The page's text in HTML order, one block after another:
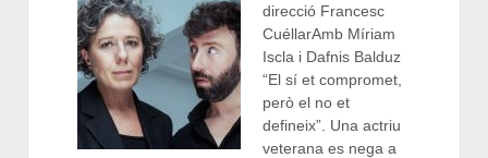
direcció Francesc
CuéllarAmb Míriam
Iscla i Dafnis Balduz
“El sí et compromet,
però el no et
defineix”. Una actriu
veterana es nega a